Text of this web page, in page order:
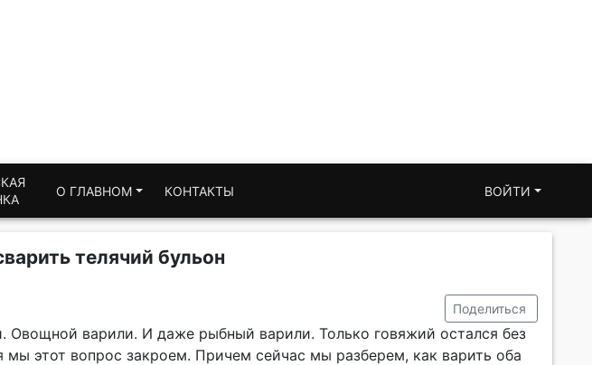
О ГЛАВНОМ КОНТАКТЫ ВОЙТИ
телячий бульон
Поделиться
Овощной варили. И даже рыбный варили. Только говяжий остался без
мы этот вопрос закроем. Причем сейчас мы разберем, как варить оба